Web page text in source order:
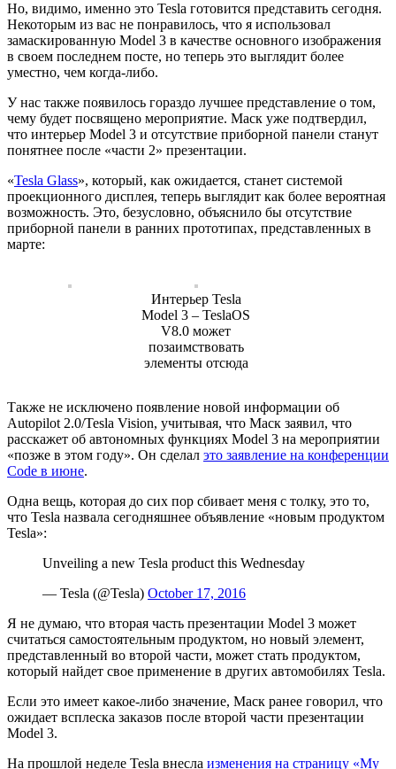
Но, видимо, именно это Tesla готовится представить сегодня.
Некоторым из вас не понравилось, что я использовал
замаскированную Model 3 в качестве основного изображения
в своем последнем посте, но теперь это выглядит более
уместно, чем когда-либо.
У нас также появилось гораздо лучшее представление о том,
чему будет посвящено мероприятие. Маск уже подтвердил,
что интерьер Model 3 и отсутствие приборной панели станут
понятнее после «части 2» презентации.
«Tesla Glass», который, как ожидается, станет системой
проекционного дисплея, теперь выглядит как более вероятная
возможность. Это, безусловно, объяснило бы отсутствие
приборной панели в ранних прототипах, представленных в
марте:
Интерьер Tesla
Model 3 – TeslaOS
V8.0 может
позаимствовать
элементы отсюда
Также не исключено появление новой информации об
Autopilot 2.0/Tesla Vision, учитывая, что Маск заявил, что
расскажет об автономных функциях Model 3 на мероприятии
«позже в этом году». Он сделал это заявление на конференции
Code в июне.
Одна вещь, которая до сих пор сбивает меня с толку, это то,
что Tesla назвала сегодняшнее объявление «новым продуктом
Tesla»:
Unveiling a new Tesla product this Wednesday
— Tesla (@Tesla) October 17, 2016
Я не думаю, что вторая часть презентации Model 3 может
считаться самостоятельным продуктом, но новый элемент,
представленный во второй части, может стать продуктом,
который найдет свое применение в других автомобилях Tesla.
Если это имеет какое-либо значение, Маск ранее говорил, что
ожидает всплеска заказов после второй части презентации
Model 3.
На прошлой неделе Tesla внесла изменения на страницу «My